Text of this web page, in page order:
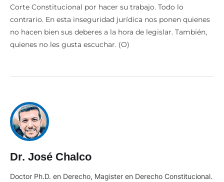
Corte Constitucional por hacer su trabajo. Todo lo
contrario. En esta inseguridad jurídica nos ponen quienes
no hacen bien sus deberes a la hora de legislar. También,
quienes no les gusta escuchar. (O)
Dr. José Chalco
Doctor Ph.D. en Derecho, Magister en Derecho Constitucional.